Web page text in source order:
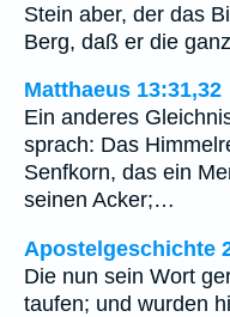
Stein aber, der das
Berg, daß er die
Matthaeus 13:31,32
Ein anderes
sprach: Das
Senfkorn, das ein
seinen Acker;…
Apostelgeschichte
Die nun sein Wort
taufen; und wurden